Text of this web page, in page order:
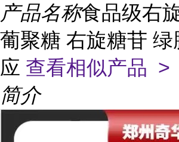
产品名称食品级右
葡聚糖 右旋糖苷 绿
应 查看相似产品 >
简介